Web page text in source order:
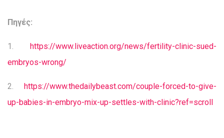
Πηγές:
1. https://www.liveaction.org/news/fertility-clinic-sued-
embryos-wrong/
2. https://www.thedailybeast.com/couple-forced-to-give-
up-babies-in-embryo-mix-up-settles-with-clinic?ref=scroll